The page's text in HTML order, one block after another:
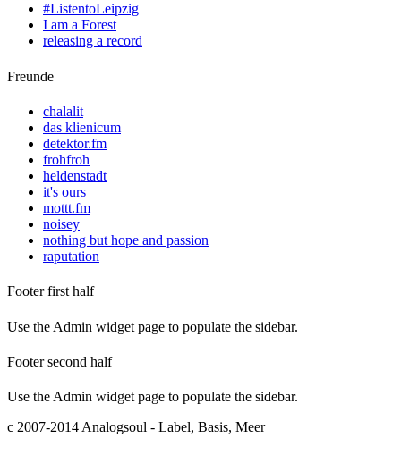
#ListentoLeipzig
I am a Forest
releasing a record
Freunde
chalalit
das klienicum
detektor.fm
frohfroh
heldenstadt
it's ours
mottt.fm
noisey
nothing but hope and passion
raputation
Footer first half
Use the Admin widget page to populate the sidebar.
Footer second half
Use the Admin widget page to populate the sidebar.
c 2007-2014 Analogsoul - Label, Basis, Meer